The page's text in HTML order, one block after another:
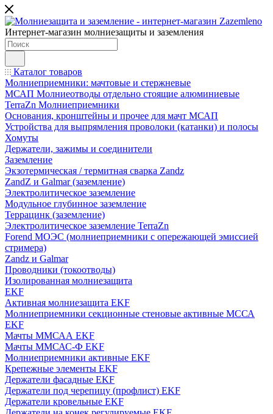
Интернет-магазин молниезащиты и заземления
Каталог товаров
Молниеприемники: мачтовые и стержневые
МСАП Молниеотводы отдельно стоящие алюминиевые
TerraZn Молниеприемники
Основания, кронштейны и прочее для мачт МСАП
Устройства для выпрямления проволоки (катанки) и полосы
Хомуты
Держатели, зажимы и соединители
Заземление
Экзотермическая / термитная сварка Zandz
ZandZ и Galmar (заземление)
Электролитическое заземление
Модульное глубинное заземление
Террацинк (заземление)
Электролитическое заземление TerraZn
Forend МОЭС (молниеприемники с опережающей эмиссией
стримера)
Zandz и Galmar
Проводники (токоотводы)
Изолированная молниезащита
EKF
Активная молниезащита EKF
Молниеприемники секционные стеновые активные МССА
EKF
Мачты ММСАА EKF
Мачты ММСАС-Ф EKF
Молниеприемники активные EKF
Крепежные элементы EKF
Держатели фасадные EKF
Держатели под черепицу (профлист) EKF
Держатели кровельные EKF